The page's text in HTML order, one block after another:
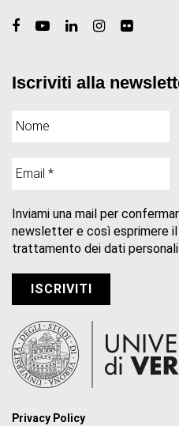
Iscriviti alla
Inviami una mail per
newsletter e così esprimere
trattamento dei dati personali
Privacy Policy